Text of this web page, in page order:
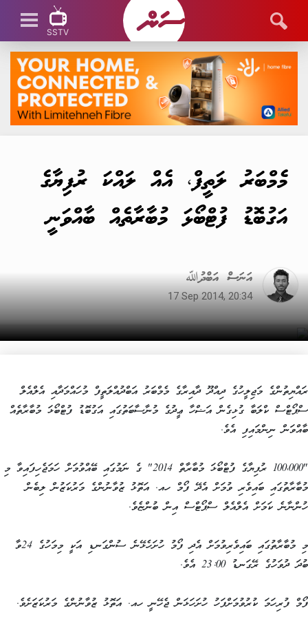
SSTV
SSTV LIVE
މެމްބަރު ލަތީފް، އެއް ލައްކަ ރުފިޔާގެ
އަގުބޮޑު ފުޓްބޯޅަ މުބާރާތެއް ބާއްވަނީ
އަނަސް އަބްދުﷲ
17 Sep 2014, 20:34
ރައްޔިތުންގެ މަޖިލީހުގެ ދިއްދޫ ދާއިރާގެ މެމްބަރު އަބްދުއްލަތީފް މުހައްމަދާއި އެލްއެލް
ސްޕޯޓްސް ކްލަބާ ގުޅިގެން އަޟްހާ ޢީދުގެ މުނާސާބަތުގައި އަގުބޮޑު ފުޓްބޯޅަ މުބާރާތެއް
ބާއްވަން ނިންމައިފި އެވެ.
"100،000 ރުފިޔާގެ ފުޓްބޯޅަ މުބާރާތް 2014" ގެ ނަމުގައި ބޭއްވުމަށް ހަމަޖެހިފައިވާ މި
މުބާރާތުގައި ބައިވެރި ވުމަށް އެދޭ ފޯމް ހއ. އަތޮޅު ޒުވާނުންގެ މަރުކަޒުން ލިބެން
ހުންނާނެ ކަމަށް އެލްއެލް ސްޕޯޓްސް އިން ބުންޏެވެ.
މި މުބާރާތުގައި ބައިވެރިވުމަށް އެދި ފޯމު ހުށަހެޅޭނެ ސުންގަނޑި އަކީ މިމަހުގެ 24ވާ
ބުދަ ދުވަހުގެ ރޭގަނޑު 23:00 އެވެ.
ފޯމް ފުރިހަމަ ކުރުވުމަށްފަހު ހުށަހަޅަން ޖެހޭނީ ހއ. އަތޮޅު ޒުވާނުންގެ މަރުކަޒަށެވެ.